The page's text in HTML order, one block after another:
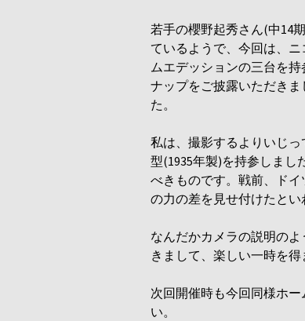
若手の櫻野起秀さん(中14
ているようで、今回は、
ムエデッションの三台を
ナップをご披露いただき
た。
私は、撮影するよりいじ
型(1935年製)を持参しまし
べきものです。戦前、ド
の力の差を見せ付けたとい
なんだかカメラの説明の
きまして、楽しい一時を
次回開催時も今回同様ホ
い。